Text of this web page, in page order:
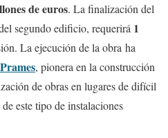
de euros. La finalización del
segundo edificio, requerirá 1
La ejecución de la obra ha
Prames, pionera en la construcción
de obras en lugares de difícil
este tipo de instalaciones